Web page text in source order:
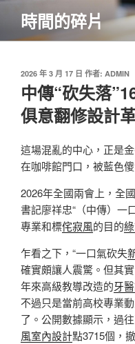
主
時間的碎片
發
於
2026 年 3 月 17 日 作者: ADMIN
中傳“砍失落
俱意翻修設計
這場混亂的中心，正是
在咖啡館門口，被藍色
2026年全國兩會上，全
書記廖祥忠“（中傳）一
專業和標侘寂風的目的
乍看之下，“一口氣砍失
確實頗讓人震驚。但其
年來高級教導改造的牙
不過只是當前高校專業
了。公開數據顯示，過
風室內設計點3715個，